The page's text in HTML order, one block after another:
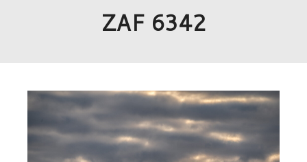
ZAF 6342